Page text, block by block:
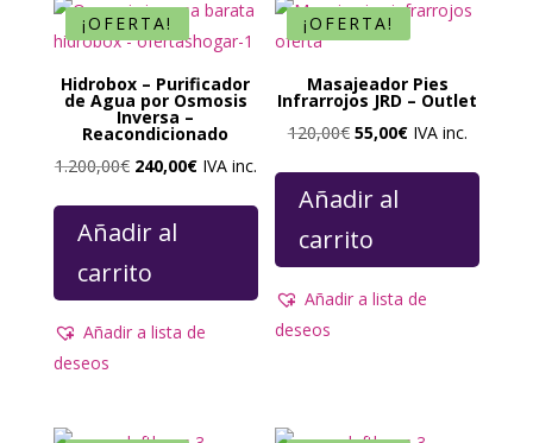
¡OFERTA!
Hidrobox – Purificador
de Agua por Osmosis
Inversa –
Reacondicionado
1.200,00€ El
original
1.200,00€.
240,00€ElIVA inc.
Añadir al
carrito
Añadir a lista de
deseos
¡OFERTA!
Masajeador Pies
Infrarrojos JRD – Outlet
120,00€ El
original
120,00€.
55,00€ElIVA inc.
Añadir al
carrito
Añadir a lista de
deseos